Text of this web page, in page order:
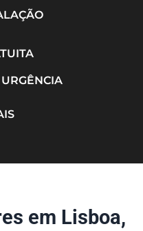
em Lisboa,